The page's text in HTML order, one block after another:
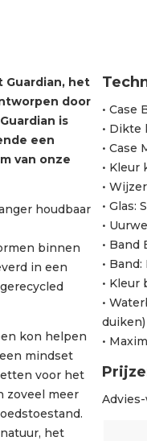
Guardian, het
door
is
een
van onze
houdbaar
binnen
in een
kon helpen
mindset
voor het
zoveel meer
het
• Case
• Dikte
• Case
• Kleur
•
• Glas:
•
• Band
•
• Kleur
•
duiken)
•